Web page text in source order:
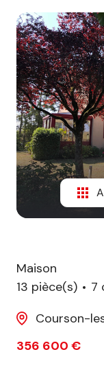
biens
vendus
Maison
13 pièce(s)
7
Courson-
356 600 €